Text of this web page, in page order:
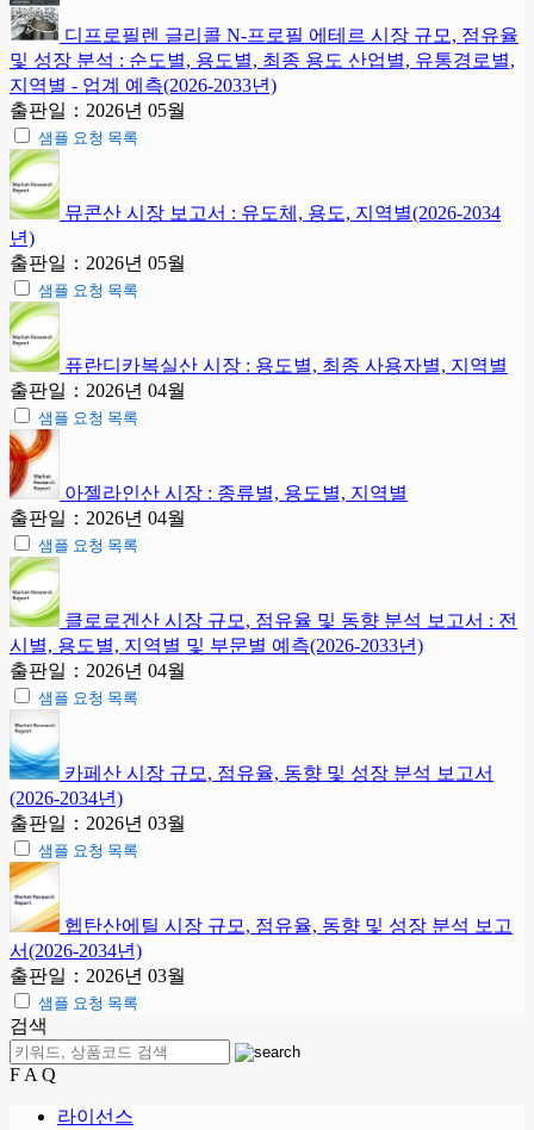
디프로필렌 글리콜 N-프로필 에테르 시장 규모, 점유율
및 성장 분석 : 순도별, 용도별, 최종 용도 산업별, 유통경로별,
지역별 - 업계 예측(2026-2033년)
출판일：2026년 05월
샘플 요청 목록
뮤콘산 시장 보고서 : 유도체, 용도, 지역별(2026-2034
년)
출판일：2026년 05월
샘플 요청 목록
퓨란디카복실산 시장 : 용도별, 최종 사용자별, 지역별
출판일：2026년 04월
샘플 요청 목록
아젤라인산 시장 : 종류별, 용도별, 지역별
출판일：2026년 04월
샘플 요청 목록
클로로겐산 시장 규모, 점유율 및 동향 분석 보고서 : 전
시별, 용도별, 지역별 및 부문별 예측(2026-2033년)
출판일：2026년 04월
샘플 요청 목록
카페산 시장 규모, 점유율, 동향 및 성장 분석 보고서
(2026-2034년)
출판일：2026년 03월
샘플 요청 목록
헵탄산에틸 시장 규모, 점유율, 동향 및 성장 분석 보고
서(2026-2034년)
출판일：2026년 03월
샘플 요청 목록
검색
F A Q
라이선스